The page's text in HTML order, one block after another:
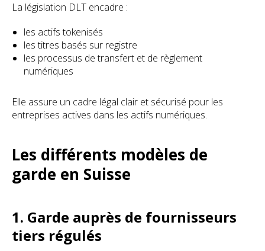
La législation DLT encadre :
les actifs tokenisés
les titres basés sur registre
les processus de transfert et de règlement
numériques
Elle assure un cadre légal clair et sécurisé pour les
entreprises actives dans les actifs numériques.
Les différents modèles de
garde en Suisse
1. Garde auprès de fournisseurs
tiers régulés